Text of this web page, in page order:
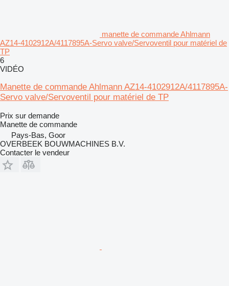
manette de commande Ahlmann
AZ14-4102912A/4117895A-Servo valve/Servoventil pour matériel de
TP
6
VIDÉO
Manette de commande Ahlmann AZ14-4102912A/4117895A-
Servo valve/Servoventil pour matériel de TP
Prix sur demande
Manette de commande
Pays-Bas, Goor
OVERBEEK BOUWMACHINES B.V.
Contacter le vendeur